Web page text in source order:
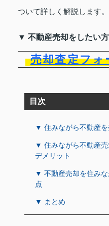
ついて詳しく解説します。
▼ 不動産売却をしたい
売却査定フ
目次
▼ 住みながら不動産
▼ 住みながら不動産
デメリット
▼ 不動産売却を住み
点
▼ まとめ